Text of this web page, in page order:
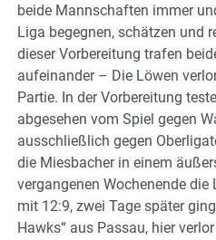
beide Mannschaften immer
Liga begegnen, schätzen und
dieser Vorbereitung trafen
aufeinander – Die Löwen
Partie. In der Vorbereitung
abgesehen vom Spiel gegen
ausschließlich gegen
die Miesbacher in einem
vergangenen Wochenende die
mit 12:9, zwei Tage später
Hawks“ aus Passau, hier